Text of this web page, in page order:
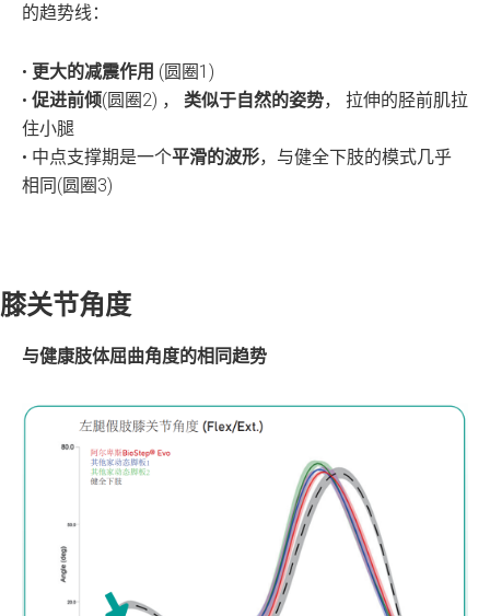
的趋势线：
• 更大的减震作用 (圆圈1)
• 促进前倾(圆圈2) ， 类似于自然的姿势， 拉伸的胫前肌拉
住小腿
• 中点支撑期是一个平滑的波形，与健全下肢的模式几乎
相同(圆圈3)
膝关节角度
与健康肢体屈曲角度的相同趋势